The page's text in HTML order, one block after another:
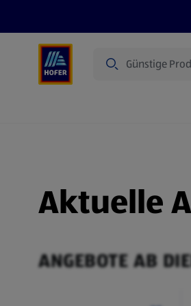
Aktuelle
ANGEBOTE AB